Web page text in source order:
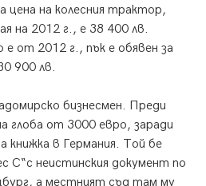
на колесния трактор,
на 2012 г., е 38 400 лв.
от 2012 г., пък е обявен за
900 лв.
бизнесмен. Преди
глоба от 3000 евро, заради
книжка в Германия. Той бе
С“с неистинския документ по
а местният съд там му